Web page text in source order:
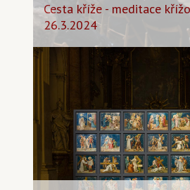
Cesta kříže - meditace
26.3.2024